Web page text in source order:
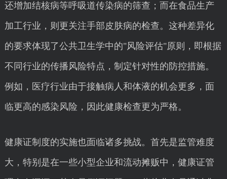
还增加结核病等呼吸道传染病的筛查；而在食品生产
加工行业，则更关注手部皮肤病的检查。这种差异化
的要求体现了公共卫生学中的"风险评估"原则，即根据
不同行业的传播风险特点，制定针对性的防控措施。
例如，医疗行业由于接触病人和体液的机会更多，面
临更高的感染风险，因此健康检查更为严格。
健康证制度的实施也面临诸多挑战。首先是监管难度
大，特别是在一些小型企业和流动摊贩中，健康证管